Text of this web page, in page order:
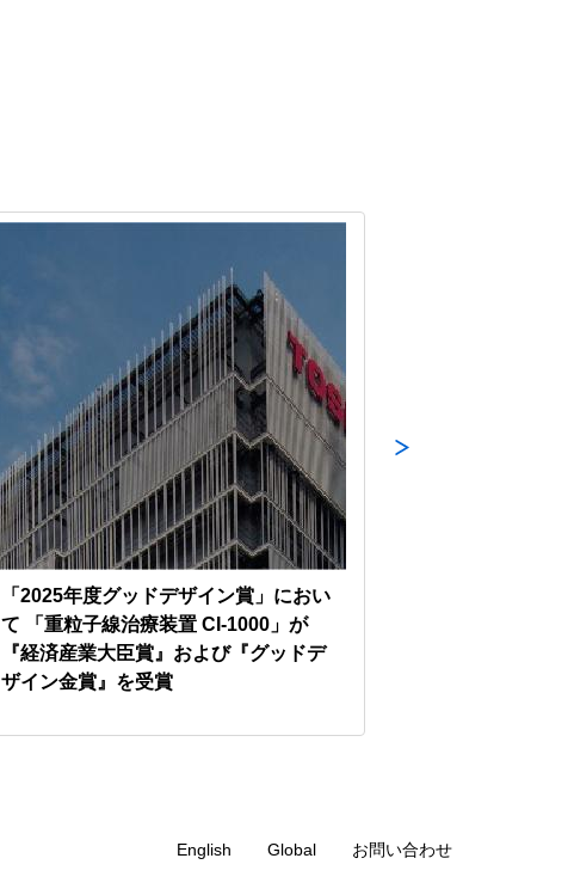
「2025年度グッドデザイン賞」におい
て 「重粒子線治療装置 CI-1000」が
『経済産業大臣賞』および『グッドデ
ザイン金賞』を受賞
English Global お問い合わせ